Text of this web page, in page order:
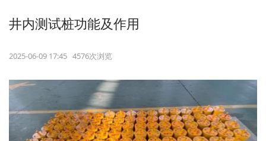
井内测试桩功能及作用
2025-06-09 17:45 4576次浏览